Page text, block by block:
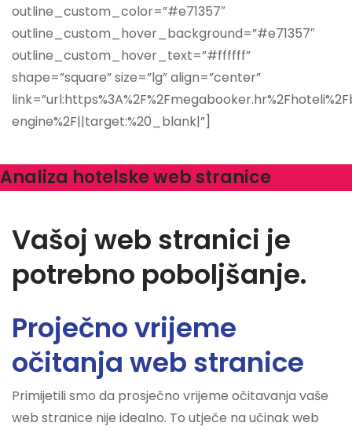
outline_custom_color=”#e71357″
outline_custom_hover_background=”#e71357″
outline_custom_hover_text=”#ffffff”
shape=”square” size=”lg” align=”center”
engine%2F||target:%20_blank|”]
Analiza hotelske web stranice
Vašoj web stranici je
potrebno poboljšanje.
Proječno vrijeme
očitanja web stranice
Primijetili smo da prosječno vrijeme očitavanja vaše
web stranice nije idealno. To utječe na učinak web